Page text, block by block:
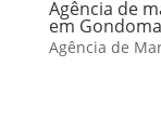
Agência de
em
Agência de